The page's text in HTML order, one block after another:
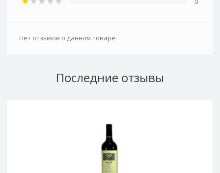
Нет отзывов о данном товаре.
Последние отзывы